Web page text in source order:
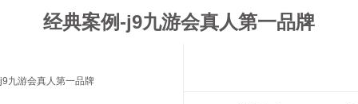
经典案例-j9九游会真人第一品牌
j9九游会真人第一品牌